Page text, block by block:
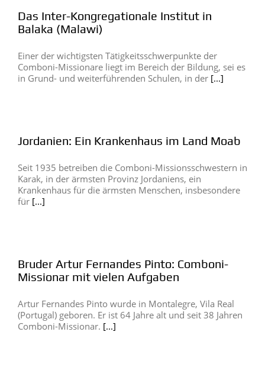
Das Inter-Kongregationale Institut in
Balaka (Malawi)
Einer der wichtigsten Tätigkeitsschwerpunkte der
Comboni-Missionare liegt im Bereich der Bildung, sei es
in Grund- und weiterführenden Schulen, in der [...]
Jordanien: Ein Krankenhaus im Land Moab
Seit 1935 betreiben die Comboni-Missionsschwestern in
Karak, in der ärmsten Provinz Jordaniens, ein
Krankenhaus für die ärmsten Menschen, insbesondere
für [...]
Bruder Artur Fernandes Pinto: Comboni-
Missionar mit vielen Aufgaben
Artur Fernandes Pinto wurde in Montalegre, Vila Real
(Portugal) geboren. Er ist 64 Jahre alt und seit 38 Jahren
Comboni-Missionar. [...]